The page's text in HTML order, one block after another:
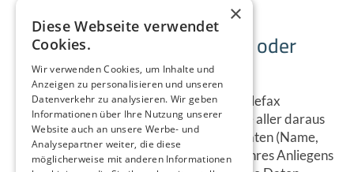
Anfrage per E-Mail, Telefon oder
Telefax
Wenn Sie uns per E-Mail, Telefon oder Telefax
kontaktieren, wird Ihre Anfrage inklusive aller daraus
hervorgehenden personenbezogenen Daten (Name,
Anfrage) zum Zwecke der Bearbeitung Ihres Anliegens
×
Diese Webseite verwendet
Cookies.
Wir verwenden Cookies, um Inhalte und
Anzeigen zu personalisieren und unseren
Datenverkehr zu analysieren. Wir geben
Informationen über Ihre Nutzung unserer
Website auch an unsere Werbe- und
Analysepartner weiter, die diese
möglicherweise mit anderen Informationen